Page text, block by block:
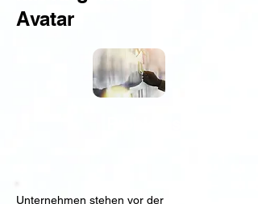
Avatar
Unternehmen stehen vor der